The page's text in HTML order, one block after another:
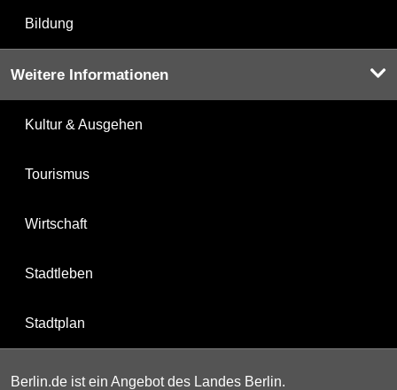
Bildung
Weitere Informationen
Kultur & Ausgehen
Tourismus
Wirtschaft
Stadtleben
Stadtplan
Berlin.de ist ein Angebot des Landes Berlin.